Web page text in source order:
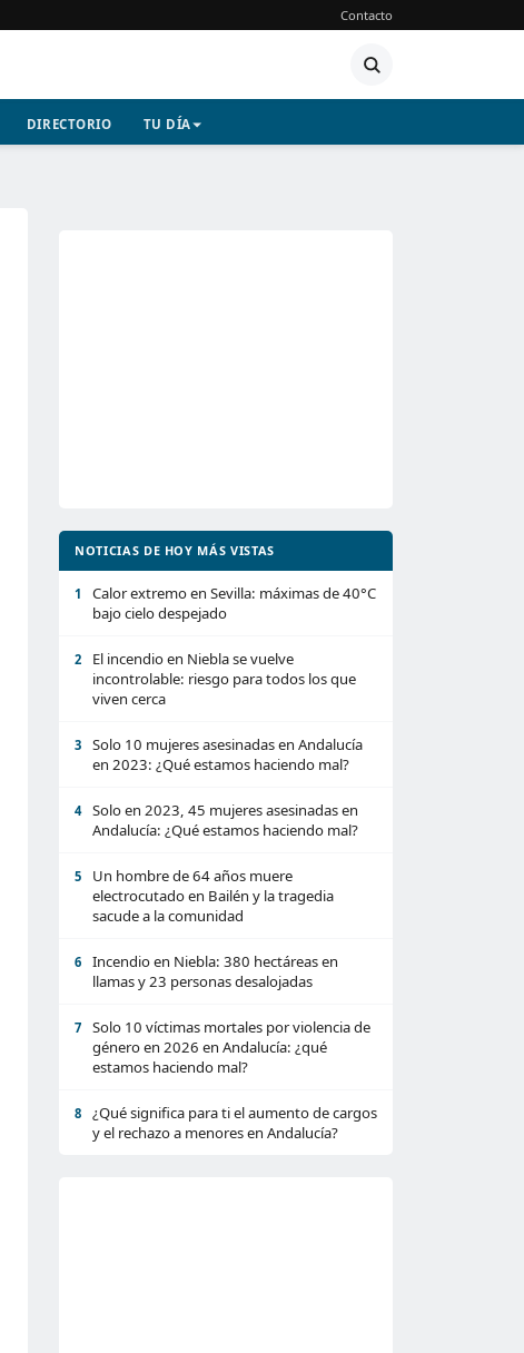
Contacto
DIRECTORIO TU DÍA
NOTICIAS DE HOY MÁS VISTAS
1
Calor extremo en Sevilla: máximas de 40°C
bajo cielo despejado
2
El incendio en Niebla se vuelve
incontrolable: riesgo para todos los que
viven cerca
3
Solo 10 mujeres asesinadas en Andalucía
en 2023: ¿Qué estamos haciendo mal?
4
Solo en 2023, 45 mujeres asesinadas en
Andalucía: ¿Qué estamos haciendo mal?
5
Un hombre de 64 años muere
electrocutado en Bailén y la tragedia
sacude a la comunidad
6
Incendio en Niebla: 380 hectáreas en
llamas y 23 personas desalojadas
7
Solo 10 víctimas mortales por violencia de
género en 2026 en Andalucía: ¿qué
estamos haciendo mal?
8
¿Qué significa para ti el aumento de cargos
y el rechazo a menores en Andalucía?